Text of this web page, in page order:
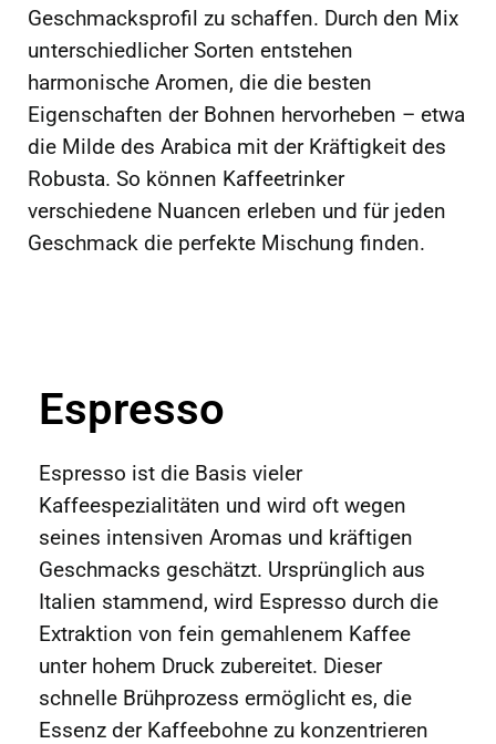
Geschmacksprofil zu schaffen. Durch den Mix
unterschiedlicher Sorten entstehen
harmonische Aromen, die die besten
Eigenschaften der Bohnen hervorheben – etwa
die Milde des Arabica mit der Kräftigkeit des
Robusta. So können Kaffeetrinker
verschiedene Nuancen erleben und für jeden
Geschmack die perfekte Mischung finden.
Espresso
Espresso ist die Basis vieler
Kaffeespezialitäten und wird oft wegen
seines intensiven Aromas und kräftigen
Geschmacks geschätzt. Ursprünglich aus
Italien stammend, wird Espresso durch die
Extraktion von fein gemahlenem Kaffee
unter hohem Druck zubereitet. Dieser
schnelle Brühprozess ermöglicht es, die
Essenz der Kaffeebohne zu konzentrieren